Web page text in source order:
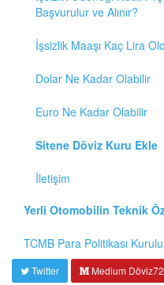
Başvurulur ve Alınır?
İşsizlik Maaşı Kaç Lira
Dolar Ne Kadar Olabilir
Euro Ne Kadar Olabilir
Sitene Döviz Kuru Ekle
İletişim
Yerli Otomobilin Teknik
TCMB Para Politikası
Twitter Medium